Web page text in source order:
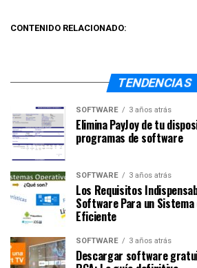
CONTENIDO RELACIONADO:
TENDENCIAS
SOFTWARE 3 años atrás
Elimina PayJoy de tu
programas de software
SOFTWARE 3 años atrás
Los Requisitos
Software Para un
Eficiente
SOFTWARE 3 años atrás
Descargar software